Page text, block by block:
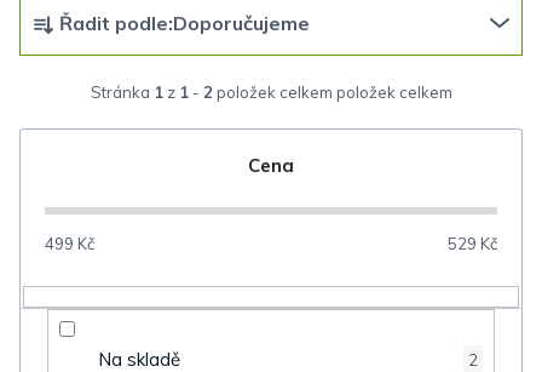
Stránka 1z 1- 2 položek celkem
a
e
o
Řadit podle:Doporučujeme
Cena
499 Kč 529 Kč
Na skladě 2